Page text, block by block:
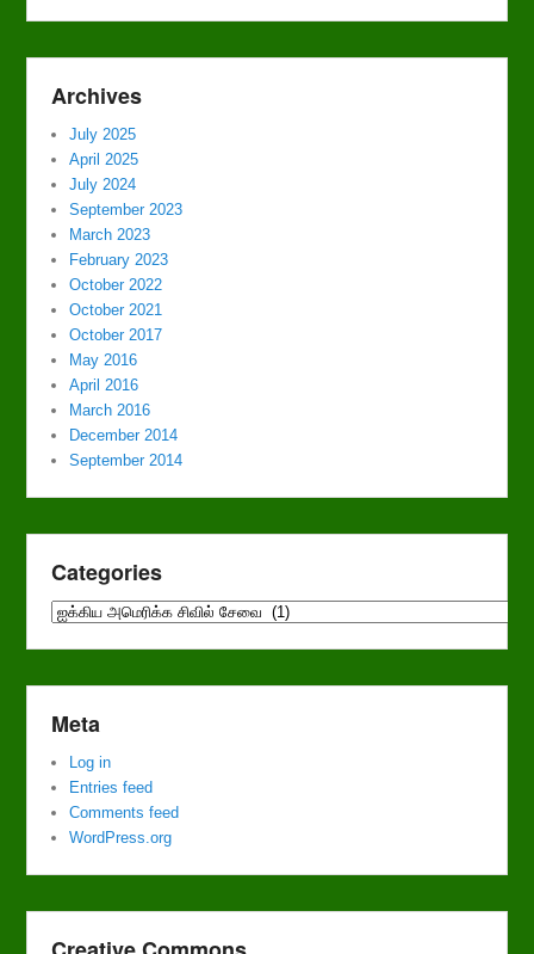
Archives
July 2025
April 2025
July 2024
September 2023
March 2023
February 2023
October 2022
October 2021
October 2017
May 2016
April 2016
March 2016
December 2014
September 2014
Categories
Categories
Meta
Log in
Entries feed
Comments feed
WordPress.org